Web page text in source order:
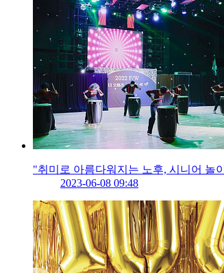
"취미로 아름다워지는 노후, 시니어 놀
2023-06-08 09:48